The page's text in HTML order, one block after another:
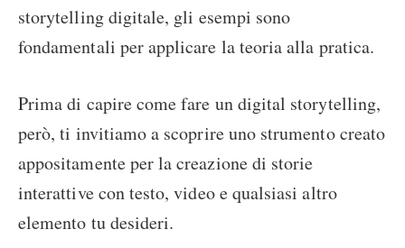
storytelling digitale, gli esempi sono
fondamentali per applicare la teoria alla pratica.
Prima di capire come fare un digital storytelling,
però, ti invitiamo a scoprire uno strumento creato
appositamente per la creazione di storie
interattive con testo, video e qualsiasi altro
elemento tu desideri.